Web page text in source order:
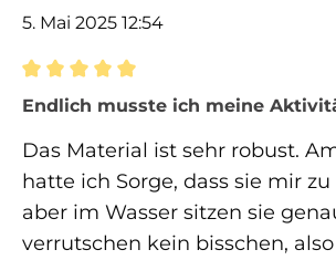
5. Mai 2025 12:54
Bewertung mit 5 von 5 Sternen
Endlich musste ich meine
Das Material ist sehr robust.
hatte ich Sorge, dass sie mir
aber im Wasser sitzen sie
verrutschen kein bisschen,